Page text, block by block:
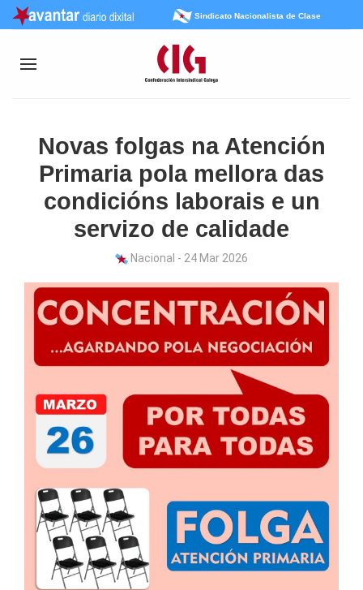
Sindicato Nacionalista de Clase
Novas folgas na Atención
Primaria pola mellora das
condicións laborais e un
servizo de calidade
Nacional - 24 Mar 2026